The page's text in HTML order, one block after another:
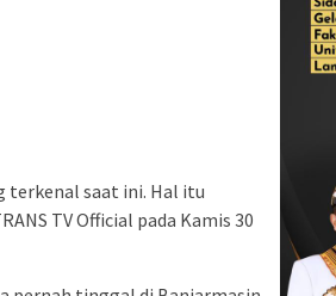
terkenal saat ini. Hal itu
TV Official pada Kamis 30